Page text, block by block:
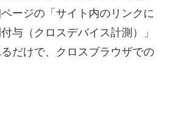
ージの「サイト内のリンクに
与（クロスデバイス計測）」
だけで、クロスブラウザでの